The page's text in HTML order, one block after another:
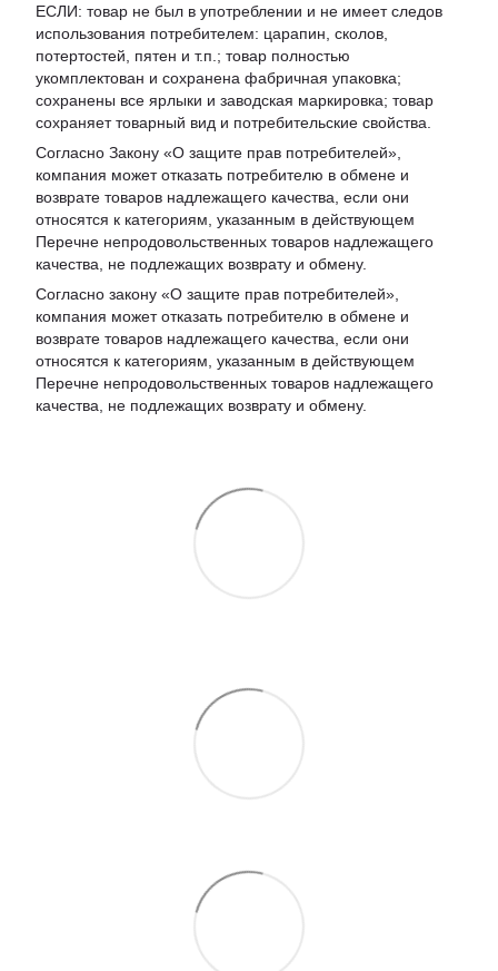
ЕСЛИ: товар не был в употреблении и не имеет следов
использования потребителем: царапин, сколов,
потертостей, пятен и т.п.; товар полностью
укомплектован и сохранена фабричная упаковка;
сохранены все ярлыки и заводская маркировка; товар
сохраняет товарный вид и потребительские свойства.
Согласно Закону «О защите прав потребителей»,
компания может отказать потребителю в обмене и
возврате товаров надлежащего качества, если они
относятся к категориям, указанным в действующем
Перечне непродовольственных товаров надлежащего
качества, не подлежащих возврату и обмену.
Согласно закону «О защите прав потребителей»,
компания может отказать потребителю в обмене и
возврате товаров надлежащего качества, если они
относятся к категориям, указанным в действующем
Перечне непродовольственных товаров надлежащего
качества, не подлежащих возврату и обмену.